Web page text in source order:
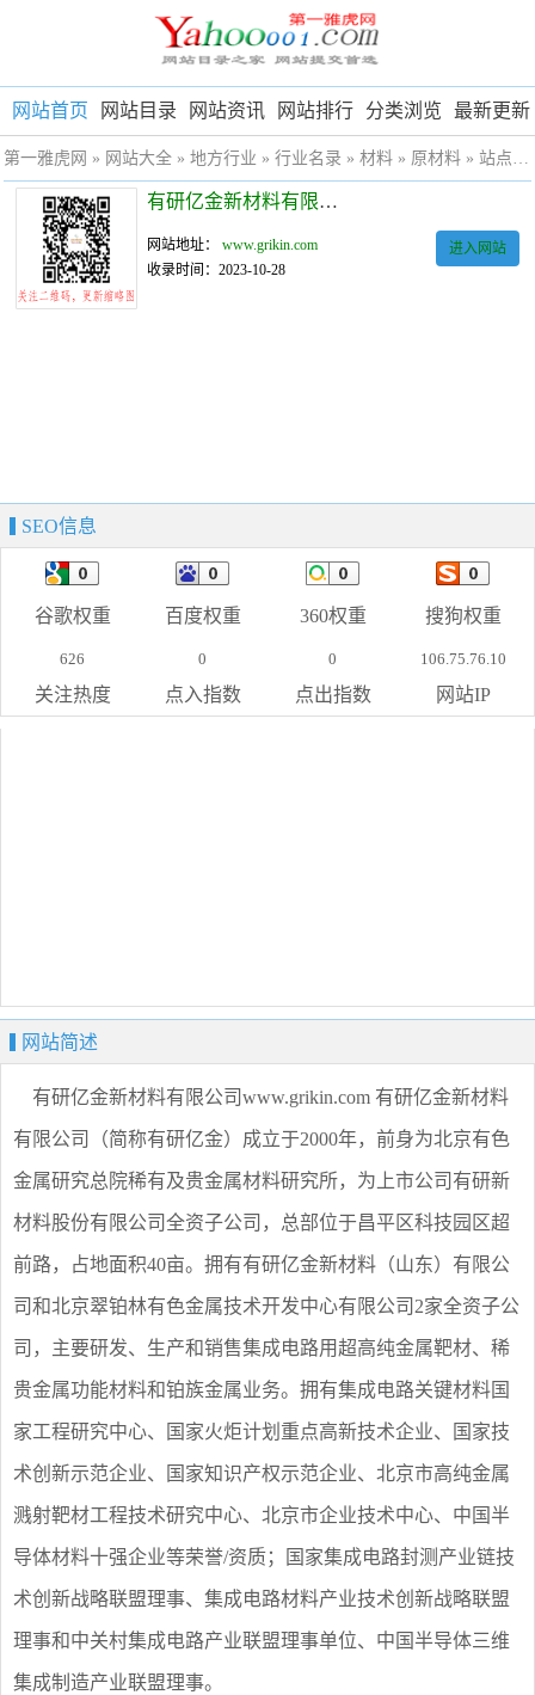
网站首页 网站目录 网站资讯 网站排行 分类浏览 最新更新
第一雅虎网 » 网站大全 » 地方行业 » 行业名录 » 材料 » 原材料 » 站点详细
有研亿金新材料有限公司
网站地址：www.grikin.com
收录时间：2023-10-28
进入网站
SEO信息
谷歌权重 百度权重 360权重 搜狗权重
626
关注热度
0
点入指数
0
点出指数
106.75.76.10
网站IP
网站简述
有研亿金新材料有限公司www.grikin.com 有研亿金新材料
有限公司（简称有研亿金）成立于2000年，前身为北京有色
金属研究总院稀有及贵金属材料研究所，为上市公司有研新
材料股份有限公司全资子公司，总部位于昌平区科技园区超
前路，占地面积40亩。拥有有研亿金新材料（山东）有限公
司和北京翠铂林有色金属技术开发中心有限公司2家全资子公
司，主要研发、生产和销售集成电路用超高纯金属靶材、稀
贵金属功能材料和铂族金属业务。拥有集成电路关键材料国
家工程研究中心、国家火炬计划重点高新技术企业、国家技
术创新示范企业、国家知识产权示范企业、北京市高纯金属
溅射靶材工程技术研究中心、北京市企业技术中心、中国半
导体材料十强企业等荣誉/资质；国家集成电路封测产业链技
术创新战略联盟理事、集成电路材料产业技术创新战略联盟
理事和中关村集成电路产业联盟理事单位、中国半导体三维
集成制造产业联盟理事。